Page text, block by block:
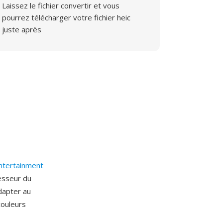
Laissez le fichier convertir et vous
pourrez télécharger votre fichier heic
juste après
du
au